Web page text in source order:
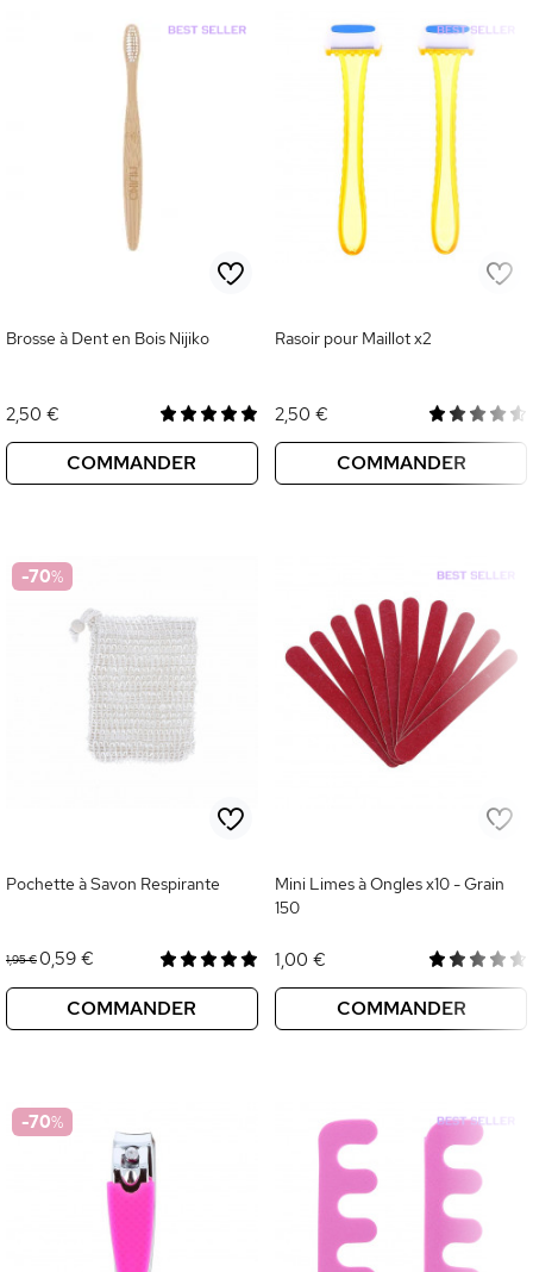
Brosse à Dent en Bois Nijiko
2,50 €
COMMANDER
Rasoir pour Maillot x2
2,50 €
COMMANDER
-70%
Pochette à Savon Respirante
1,95 €0,59 €
COMMANDER
Mini Limes à Ongles x10 - Grain
150
1,00 €
COMMANDER
-70%